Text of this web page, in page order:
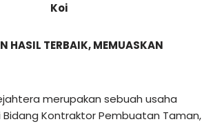
Koi
HASIL TERBAIK, MEMUASKAN
merupakan sebuah usaha
Kontraktor Pembuatan Taman,